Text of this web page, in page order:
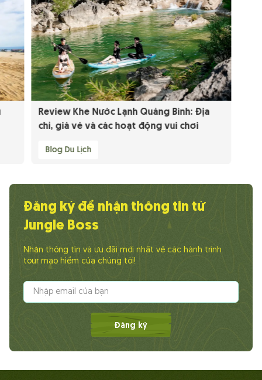
Review Khe Nước Lạnh Quảng Bình: Địa
chỉ, giá vé và các hoạt động vui chơi
Blog Du Lịch
Đăng ký để nhận thông tin từ
Jungle Boss
Nhận thông tin và ưu đãi mới nhất về các hành trình
tour mạo hiểm của chúng tôi!
Đăng ký